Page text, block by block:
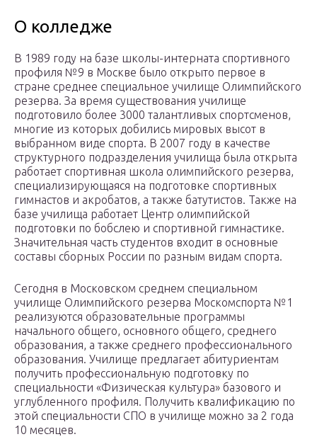
О колледже
В 1989 году на базе школы-интерната спортивного
профиля №9 в Москве было открыто первое в
стране среднее специальное училище Олимпийского
резерва. За время существования училище
подготовило более 3000 талантливых спортсменов,
многие из которых добились мировых высот в
выбранном виде спорта. В 2007 году в качестве
структурного подразделения училища была открыта
работает спортивная школа олимпийского резерва,
специализирующаяся на подготовке спортивных
гимнастов и акробатов, а также батутистов. Также на
базе училища работает Центр олимпийской
подготовки по бобслею и спортивной гимнастике.
Значительная часть студентов входит в основные
составы сборных России по разным видам спорта.
Сегодня в Московском среднем специальном
училище Олимпийского резерва Москомспорта №1
реализуются образовательные программы
начального общего, основного общего, среднего
образования, а также среднего профессионального
образования. Училище предлагает абитуриентам
получить профессиональную подготовку по
специальности «Физическая культура» базового и
углубленного профиля. Получить квалификацию по
этой специальности СПО в училище можно за 2 года
10 месяцев.